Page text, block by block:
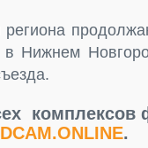
региона
в Нижнем
.